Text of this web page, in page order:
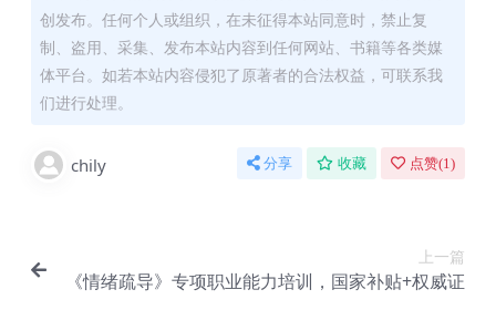
创发布。任何个人或组织，在未征得本站同意时，禁止复
制、盗用、采集、发布本站内容到任何网站、书籍等各类媒
体平台。如若本站内容侵犯了原著者的合法权益，可联系我
们进行处理。
chily 分享 收藏 点赞(1)
上一篇
《情绪疏导》专项职业能力培训，国家补贴+权威证